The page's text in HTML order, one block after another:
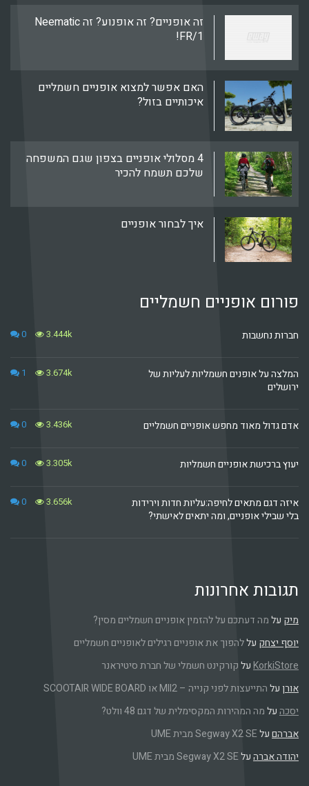
זה אופניים? זה אופנוע? זה Neematic
FR/1!
האם אפשר למצוא אופניים חשמליים
איכותיים בזול?
4 מסלולי אופניים בצפון שגם המשפחה
שלכם תשמח להכיר
איך לבחור אופניים
פורום אופניים חשמליים
חברות נחשבות 3.444k
0
המלצה על אופנים חשמליות לעליות של
ירושלים
3.674k
1
אדם גדול מאוד מחפש אופניים חשמליים 3.436k
0
יעוץ ברכישת אופניים חשמליות 3.305k
0
איזה דגם מתאים לחיפה:עליות חדות וירידות
בלי שבילי אופניים, ומה יתאים לאישתי?
3.656k
0
תגובות אחרונות
מיקעלמה דעתכם על להזמין אופניים חשמליים מסין?
יוסף יצחקעללהפוך את אופניים רגילים לאופניים חשמליים
KorkiStoreעלקורקינט חשמלי של חברת סיטיראנר
אורןעלהתייעצות לפני קנייה – MII2 או SCOOTAIR WIDE BOARD
יסכהעלמה המהירות המקסימלית של דגם 48 וולט?
אברהםעלSegway X2 SE מבית UME
יהודה אברהעלSegway X2 SE מבית UME